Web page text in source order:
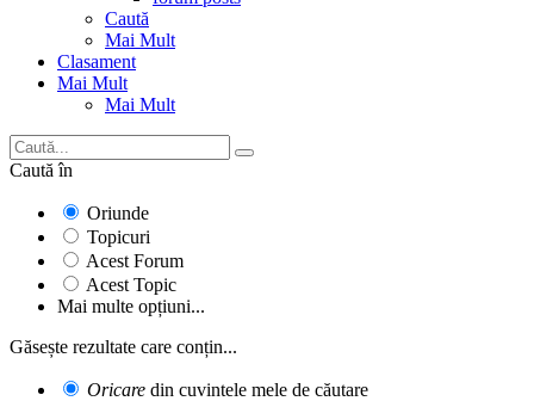
Caută
Mai Mult
Clasament
Mai Mult
Mai Mult
Caută în
Oriunde
Topicuri
Acest Forum
Acest Topic
Mai multe opțiuni...
Găsește rezultate care conțin...
Oricare din cuvintele mele de căutare